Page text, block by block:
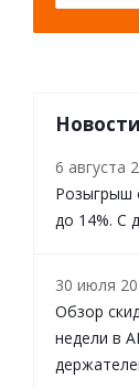
Новости
6 августа
Розыгрыш
до 14%. С
30 июля
Обзор
недели в